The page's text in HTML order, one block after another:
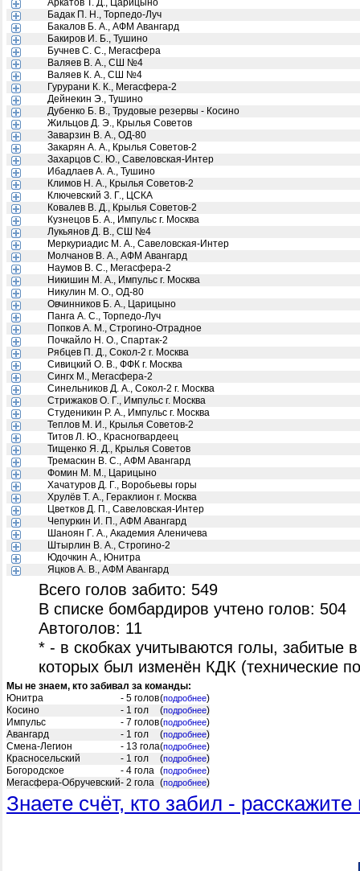
Аркатов Т. Д., Царицыно
Бадак П. Н., Торпедо-Луч
Бакалов Б. А., АФМ Авангард
Бакиров И. Б., Тушино
Бучнев С. С., Мегасфера
Валяев В. А., СШ №4
Валяев К. А., СШ №4
Гурурани К. К., Мегасфера-2
Дейнекин Э., Тушино
Дубенко Б. В., Трудовые резервы - Косино
Жильцов Д. Э., Крылья Советов
Заварзин В. А., ОД-80
Закарян А. А., Крылья Советов-2
Захарцов С. Ю., Савеловская-Интер
Ибадлаев А. А., Тушино
Климов Н. А., Крылья Советов-2
Ключевский З. Г., ЦСКА
Ковалев В. Д., Крылья Советов-2
Кузнецов Б. А., Импульс г. Москва
Лукьянов Д. В., СШ №4
Меркуриадис М. А., Савеловская-Интер
Молчанов В. А., АФМ Авангард
Наумов В. С., Мегасфера-2
Никишин М. А., Импульс г. Москва
Никулин М. О., ОД-80
Овчинников Б. А., Царицыно
Панга А. С., Торпедо-Луч
Попков А. М., Строгино-Отрадное
Почкайло Н. О., Спартак-2
Рябцев П. Д., Сокол-2 г. Москва
Сивицкий О. В., ФФК г. Москва
Сингх М., Мегасфера-2
Синельников Д. А., Сокол-2 г. Москва
Стрижаков О. Г., Импульс г. Москва
Студеникин Р. А., Импульс г. Москва
Теплов М. И., Крылья Советов-2
Титов Л. Ю., Красногвардеец
Тищенко Я. Д., Крылья Советов
Тремаскин В. С., АФМ Авангард
Фомин М. М., Царицыно
Хачатуров Д. Г., Воробьевы горы
Хрулёв Т. А., Гераклион г. Москва
Цветков Д. П., Савеловская-Интер
Чепуркин И. П., АФМ Авангард
Шаноян Г. А., Академия Аленичева
Штырлин В. А., Строгино-2
Юдочкин А., Юнитра
Яцков А. В., АФМ Авангард
Всего голов забито: 549
В списке бомбардиров учтено голов: 504
Автоголов: 11
* - в скобках учитываются голы, забитые в
которых был изменён КДК (технические
Мы не знаем, кто забивал за команды:
Юнитра
- 5 голов(подробнее)
Косино
- 1 гол (подробнее)
Импульс
- 7 голов(подробнее)
Авангард
- 1 гол (подробнее)
Смена-Легион
- 13 гола(подробнее)
Красносельский
- 1 гол (подробнее)
Богородское
- 4 гола (подробнее)
Мегасфера-Обручевский- 2 гола (подробнее)
Знаете счёт, кто забил -